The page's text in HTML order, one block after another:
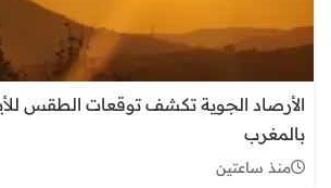
الأرصاد الجوية تكشف توقعات الطقس
بالمغرب
منذ ساعتين